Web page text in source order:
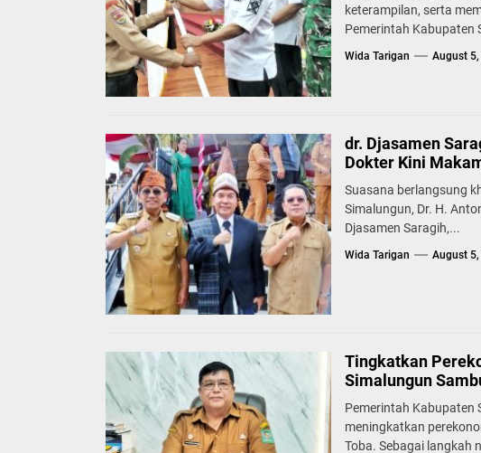
keterampilan, serta
Pemerintah Kabupaten
Wida Tarigan August
dr. Djasamen
Dokter Kini
Suasana berlangsung
Simalungun, Dr. H.
Djasamen Saragih,...
Wida Tarigan August
Tingkatkan
Simalungun
Pemerintah Kabupaten
meningkatkan
Toba. Sebagai langkah